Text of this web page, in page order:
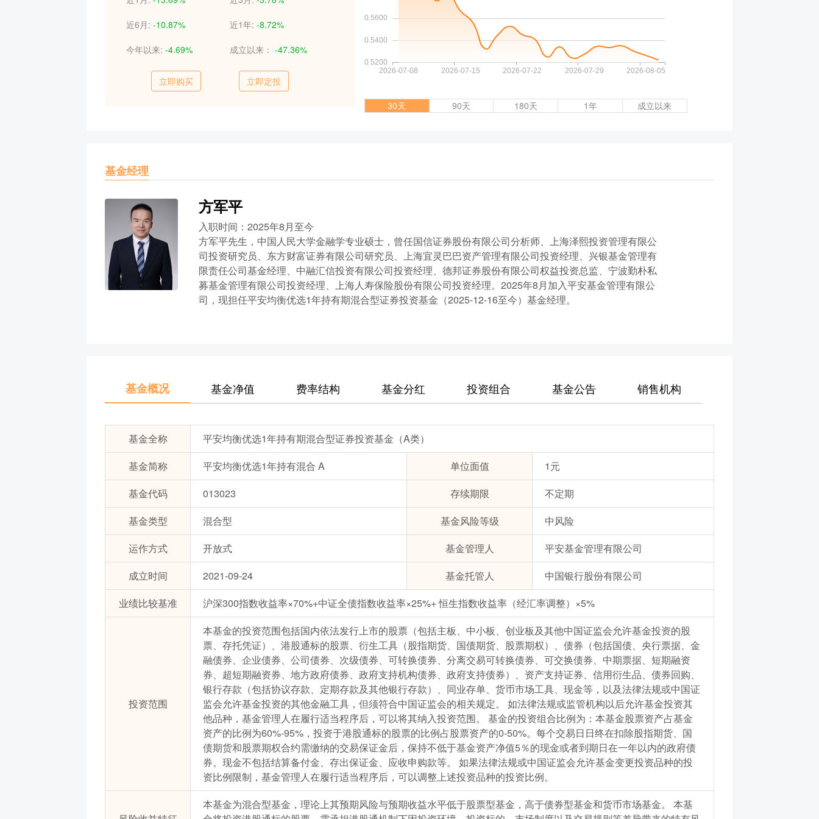
近6月: -10.87% 近1年: -8.72%
今年以来: -4.69% 成立以来： -47.36%
立即购买
立即定投
30天
90天 180天 1年 成立以来
基金经理
方军平
入职时间：2025年8月至今
方军平先生，中国人民大学金融学专业硕士，曾任国信证券股份有限公司分析师、上海泽熙投资管理有限公
司投资研究员、东方财富证券有限公司研究员、上海宜灵巴巴资产管理有限公司投资经理、兴银基金管理有
限责任公司基金经理、中融汇信投资有限公司投资经理、德邦证券股份有限公司权益投资总监、宁波勤朴私
募基金管理有限公司投资经理、上海人寿保险股份有限公司投资经理。2025年8月加入平安基金管理有限公
司，现担任平安均衡优选1年持有期混合型证券投资基金（2025-12-16至今）基金经理。
基金概况 基金净值 费率结构 基金分红 投资组合 基金公告 销售机构
基金全称
平安均衡优选1年持有期混合型证券投资基金（A类）
基金简称
平安均衡优选1年持有混合 A 单位面值
1元
基金代码
013023 存续期限
不定期
基金类型
混合型 基金风险等级
中风险
运作方式
开放式 基金管理人
平安基金管理有限公司
成立时间
2021-09-24 基金托管人
中国银行股份有限公司
业绩比较基准
沪深300指数收益率×70%+中证全债指数收益率×25%+ 恒生指数收益率（经汇率调整）×5%
投资范围
本基金的投资范围包括国内依法发行上市的股票（包括主板、中小板、创业板及其他中国证监会允许基金投资的股
票、存托凭证）、港股通标的股票、衍生工具（股指期货、国债期货、股票期权）、债券（包括国债、央行票据、金
融债券、企业债券、公司债券、次级债券、可转换债券、分离交易可转换债券、可交换债券、中期票据、短期融资
券、超短期融资券、地方政府债券、政府支持机构债券、政府支持债券）、资产支持证券、信用衍生品、债券回购、
银行存款（包括协议存款、定期存款及其他银行存款）、同业存单、货币市场工具、现金等，以及法律法规或中国证
监会允许基金投资的其他金融工具，但须符合中国证监会的相关规定。 如法律法规或监管机构以后允许基金投资其
他品种，基金管理人在履行适当程序后，可以将其纳入投资范围。 基金的投资组合比例为：本基金股票资产占基金
资产的比例为60%-95%，投资于港股通标的股票的比例占股票资产的0-50%。每个交易日日终在扣除股指期货、国
债期货和股票期权合约需缴纳的交易保证金后，保持不低于基金资产净值5％的现金或者到期日在一年以内的政府债
券。现金不包括结算备付金、存出保证金、应收申购款等。 如果法律法规或中国证监会允许基金变更投资品种的投
资比例限制，基金管理人在履行适当程序后，可以调整上述投资品种的投资比例。
本基金为混合型基金，理论上其预期风险与预期收益水平低于股票型基金，高于债券型基金和货币市场基金。 本基